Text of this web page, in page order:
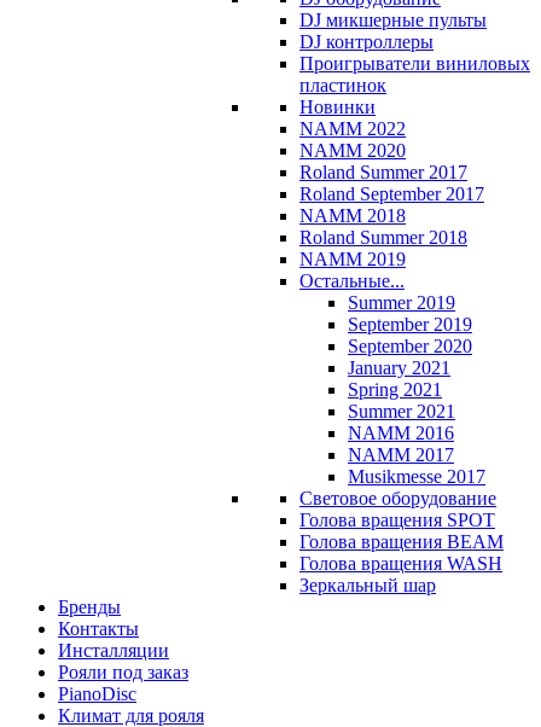
DJ микшерные пульты
DJ контроллеры
Проигрыватели виниловых
пластинок
Новинки
NAMM 2022
NAMM 2020
Roland Summer 2017
Roland September 2017
NAMM 2018
Roland Summer 2018
NAMM 2019
Остальные...
Summer 2019
September 2019
September 2020
January 2021
Spring 2021
Summer 2021
NAMM 2016
NAMM 2017
Musikmesse 2017
Световое оборудование
Голова вращения SPOT
Голова вращения BEAM
Голова вращения WASH
Зеркальный шар
Бренды
Контакты
Инсталляции
Рояли под заказ
PianoDisc
Климат для рояля